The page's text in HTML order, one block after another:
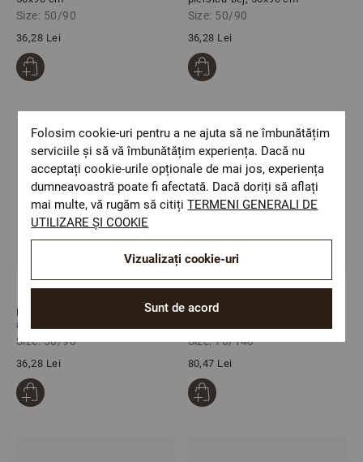
Size: 50/90
36,28 Lei
Size: 50/90
36,28 Lei
Prosop frotir VARADERO,
albastru, 50х90 cm
Size: 50/90
36,28 Lei
Prosop frotir VARADERO, verde,
Size: 70/140
80,47 Lei
Folosim cookie-uri pentru a ne ajuta să ne îmbunătățim
serviciile și să vă îmbunătățim experiența. Dacă nu
acceptați cookie-urile opționale de mai jos, experiența
dumneavoastră poate fi afectată. Dacă doriți să aflați
mai multe, vă rugăm să citițiTERMENI GENERALI DE
UTILIZARE ȘI COOKIE
Sunt de acord
Vizualizați cookie-uri